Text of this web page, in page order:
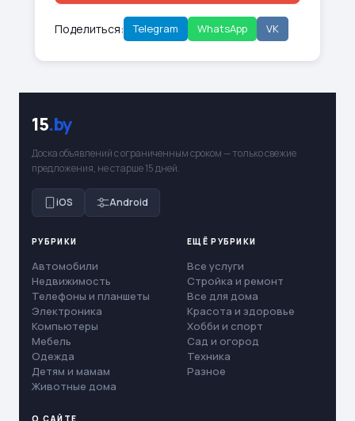
Поделиться: Telegram WhatsApp VK
15.by
Доска объявлений с ограниченным сроком — только свежие
предложения, не старше 15 дней.
iOS Android
РУБРИКИ
Автомобили
Недвижимость
Телефоны и планшеты
Электроника
Компьютеры
Мебель
Одежда
Детям и мамам
Животные дома
ЕЩЁ РУБРИКИ
Все услуги
Стройка и ремонт
Все для дома
Красота и здоровье
Хобби и спорт
Сад и огород
Техника
Разное
О САЙТЕ